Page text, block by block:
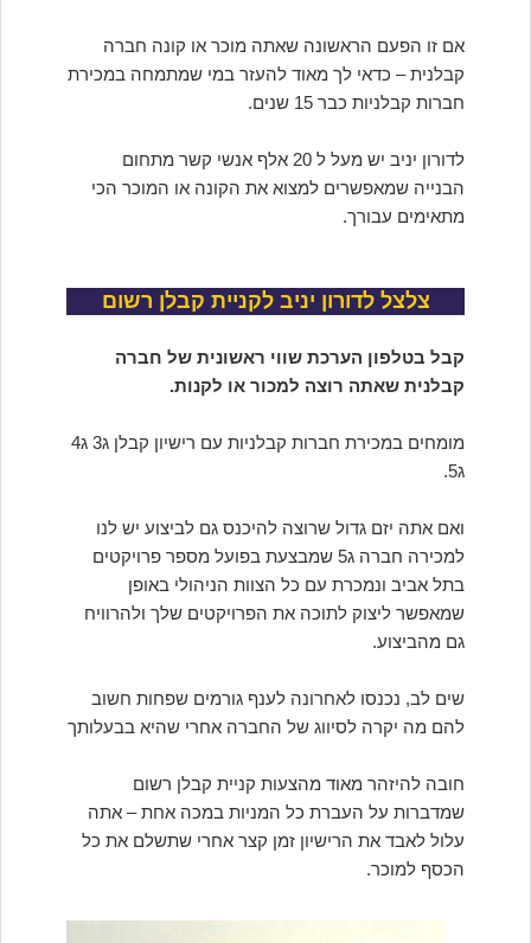
אם זו הפעם הראשונה שאתה מוכר או קונה חברה
קבלנית – כדאי לך מאוד להעזר במי שמתמחה במכירת
חברות קבלניות כבר 15 שנים.
לדורון יניב יש מעל ל 20 אלף אנשי קשר מתחום
הבנייה שמאפשרים למצוא את הקונה או המוכר הכי
מתאימים עבורך.
צלצל לדורון יניב לקניית קבלן רשום
קבל בטלפון הערכת שווי ראשונית של חברה
קבלנית שאתה רוצה למכור או לקנות.
מומחים במכירת חברות קבלניות עם רישיון קבלן ג3 ג4
ג5.
ואם אתה יזם גדול שרוצה להיכנס גם לביצוע יש לנו
למכירה חברה ג5 שמבצעת בפועל מספר פרויקטים
בתל אביב ונמכרת עם כל הצוות הניהולי באופן
שמאפשר ליצוק לתוכה את הפרויקטים שלך ולהרוויח
גם מהביצוע.
שים לב, נכנסו לאחרונה לענף גורמים שפחות חשוב
להם מה יקרה לסיווג של החברה אחרי שהיא בבעלותך
חובה להיזהר מאוד מהצעות קניית קבלן רשום
שמדברות על העברת כל המניות במכה אחת – אתה
עלול לאבד את הרישיון זמן קצר אחרי שתשלם את כל
הכסף למוכר.